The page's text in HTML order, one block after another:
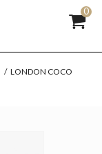
0
/ LONDON COCO